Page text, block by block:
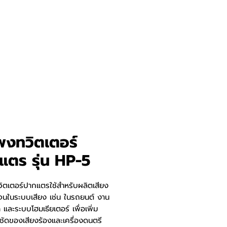
งทวิตเตอร์
ตร รุ่น HP-5
เตอร์ปากแตรใช้สำหรับผลิตเสียง
ในระบบเสียง เช่น ในรถยนต์ งาน
ละระบบโฮมเธียเตอร์ เพื่อเพิ่ม
ดของเสียงร้องและเครื่องดนตรี